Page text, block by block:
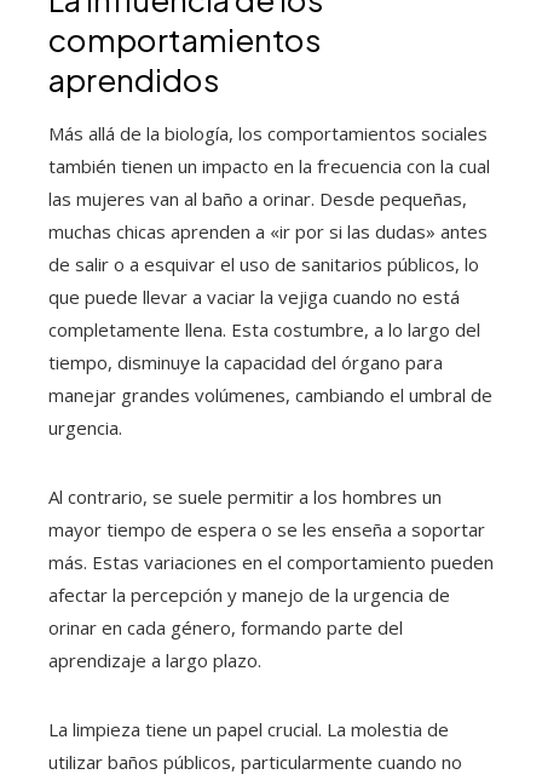
comportamientos
aprendidos
Más allá de la biología, los comportamientos sociales
también tienen un impacto en la frecuencia con la cual
las mujeres van al baño a orinar. Desde pequeñas,
muchas chicas aprenden a «ir por si las dudas» antes
de salir o a esquivar el uso de sanitarios públicos, lo
que puede llevar a vaciar la vejiga cuando no está
completamente llena. Esta costumbre, a lo largo del
tiempo, disminuye la capacidad del órgano para
manejar grandes volúmenes, cambiando el umbral de
urgencia.
Al contrario, se suele permitir a los hombres un
mayor tiempo de espera o se les enseña a soportar
más. Estas variaciones en el comportamiento pueden
afectar la percepción y manejo de la urgencia de
orinar en cada género, formando parte del
aprendizaje a largo plazo.
La limpieza tiene un papel crucial. La molestia de
utilizar baños públicos, particularmente cuando no